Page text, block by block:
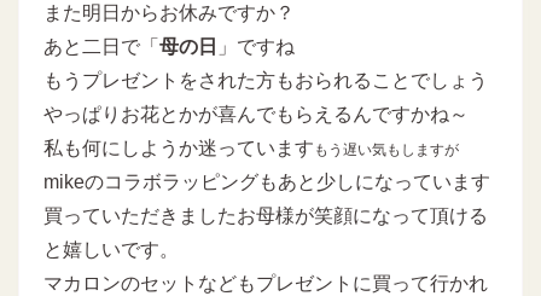
また明日からお休みですか？
あと二日で「 母の日 」ですね
もうプレゼントをされた方もおられることでしょう
やっぱりお花とかが喜んでもらえるんですかね～
私も何にしようか迷っています もう遅い気もしますが
mikeのコラボラッピングもあと少しになっています
買っていただきましたお母様が笑顔になって頂ける
と嬉しいです。
マカロンのセットなどもプレゼントに買って行かれ